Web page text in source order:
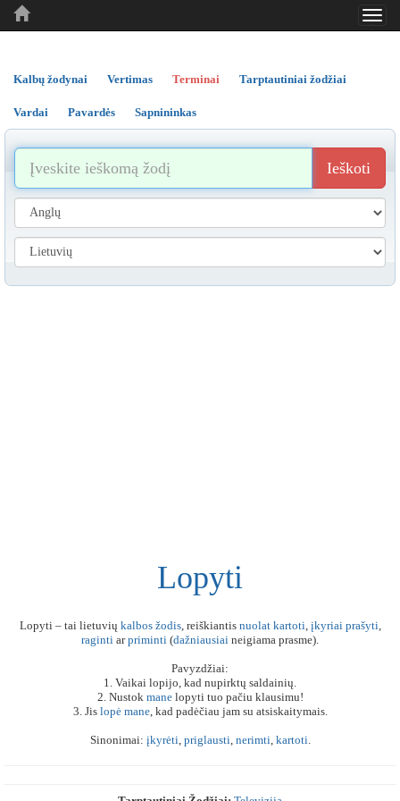
..
..
Kalbų žodynai Vertimas Terminai Tarptautiniai žodžiai
Vardai Pavardės Sapnininkas
Ieškoti
Lopyti
Lopyti – tai lietuvių kalbos žodis, reiškiantis nuolat kartoti, įkyriai prašyti,
raginti arpriminti (dažniausiai neigiama prasme).
Pavyzdžiai:
1. Vaikai lopijo, kad nupirktų saldainių.
2. Nustok manelopyti tuo pačiu klausimu!
3. Jis lopė mane, kad padėčiau jam su atsiskaitymais.
Sinonimai: įkyrėti, priglausti, nerimti, kartoti.